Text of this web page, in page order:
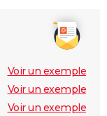
Voir un exemple
Voir un exemple
Voir un exemple